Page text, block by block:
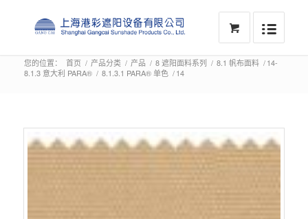
您的位置： 首页 / 产品分类 / 产品 / 8 遮阳面料系列 / 8.1 帆布面料 /
8.1.3 意大利 PARA® / 8.1.3.1 PARA® 单色 /
14-
14